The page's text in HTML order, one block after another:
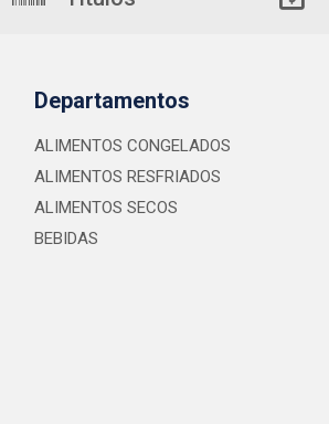
Departamentos
ALIMENTOS CONGELADOS
ALIMENTOS RESFRIADOS
ALIMENTOS SECOS
BEBIDAS